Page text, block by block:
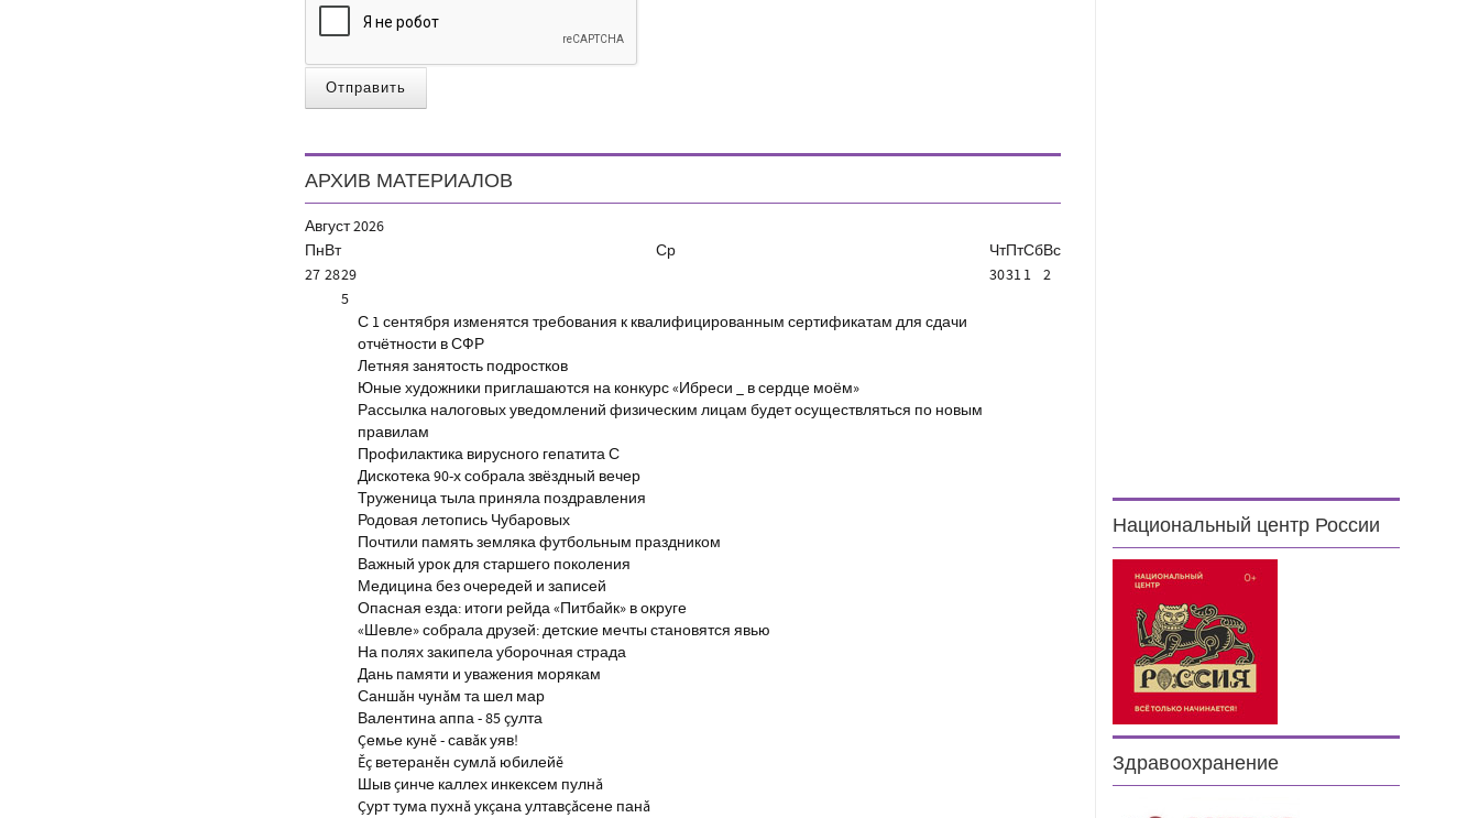
Отправить
АРХИВ МАТЕРИАЛОВ
Август2026
ПнВт Ср ЧтПтСбВс
27 2829 30311 2
5
С 1 сентября изменятся требования к квалифицированным сертификатам для сдачи
отчётности в СФР
Летняя занятость подростков
Юные художники приглашаются на конкурс «Ибреси _ в сердце моём»
Рассылка налоговых уведомлений физическим лицам будет осуществляться по новым
правилам
Профилактика вирусного гепатита С
Дискотека 90-х собрала звёздный вечер
Труженица тыла приняла поздравления
Родовая летопись Чубаровых
Почтили память земляка футбольным праздником
Важный урок для старшего поколения
Медицина без очередей и записей
Опасная езда: итоги рейда «Питбайк» в округе
«Шевле» собрала друзей: детские мечты становятся явью
На полях закипела уборочная страда
Дань памяти и уважения морякам
Саншăн чунăм та шел мар
Валентина аппа - 85 çулта
Çемье кунĕ - савăк уяв!
Ĕç ветеранĕн сумлă юбилейĕ
Шыв çинче каллех инкексем пулнă
Çурт тума пухнă укçана ултавçăсене панă
Национальный центр России
Здравоохранение